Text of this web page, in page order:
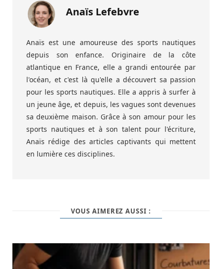
Anaïs Lefebvre
Anaïs est une amoureuse des sports nautiques
depuis son enfance. Originaire de la côte
atlantique en France, elle a grandi entourée par
l'océan, et c'est là qu'elle a découvert sa passion
pour les sports nautiques. Elle a appris à surfer à
un jeune âge, et depuis, les vagues sont devenues
sa deuxième maison. Grâce à son amour pour les
sports nautiques et à son talent pour l'écriture,
Anaïs rédige des articles captivants qui mettent
en lumière ces disciplines.
VOUS AIMEREZ AUSSI :